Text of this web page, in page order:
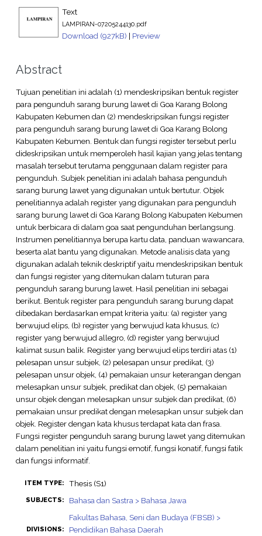
Text
LAMPIRAN-07205244130.pdf
Download (927kB) | Preview
Abstract
Tujuan penelitian ini adalah (1) mendeskripsikan bentuk register
para pengunduh sarang burung lawet di Goa Karang Bolong
Kabupaten Kebumen dan (2) mendeskripsikan fungsi register
para pengunduh sarang burung lawet di Goa Karang Bolong
Kabupaten Kebumen. Bentuk dan fungsi register tersebut perlu
dideskripsikan untuk memperoleh hasil kajian yang jelas tentang
masalah tersebut terutama penggunaan dalam register para
pengunduh. Subjek penelitian ini adalah bahasa pengunduh
sarang burung lawet yang digunakan untuk bertutur. Objek
penelitiannya adalah register yang digunakan para pengunduh
sarang burung lawet di Goa Karang Bolong Kabupaten Kebumen
untuk berbicara di dalam goa saat pengunduhan berlangsung.
Instrumen penelitiannya berupa kartu data, panduan wawancara,
beserta alat bantu yang digunakan. Metode analisis data yang
digunakan adalah teknik deskriptif yaitu mendeskripsikan bentuk
dan fungsi register yang ditemukan dalam tuturan para
pengunduh sarang burung lawet. Hasil penelitian ini sebagai
berikut. Bentuk register para pengunduh sarang burung dapat
dibedakan berdasarkan empat kriteria yaitu: (a) register yang
berwujud elips, (b) register yang berwujud kata khusus, (c)
register yang berwujud allegro, (d) register yang berwujud
kalimat susun balik. Register yang berwujud elips terdiri atas (1)
pelesapan unsur subjek, (2) pelesapan unsur predikat, (3)
pelesapan unsur objek, (4) pemakaian unsur keterangan dengan
melesapkan unsur subjek, predikat dan objek, (5) pemakaian
unsur objek dengan melesapkan unsur subjek dan predikat, (6)
pemakaian unsur predikat dengan melesapkan unsur subjek dan
objek. Register dengan kata khusus terdapat kata dan frasa.
Fungsi register pengunduh sarang burung lawet yang ditemukan
dalam penelitian ini yaitu fungsi emotif, fungsi konatif, fungsi fatik
dan fungsi informatif.
ITEM TYPE: Thesis (S1)
SUBJECTS: Bahasa dan Sastra > Bahasa Jawa
DIVISIONS:
Fakultas Bahasa, Seni dan Budaya (FBSB) >
Pendidikan Bahasa Daerah